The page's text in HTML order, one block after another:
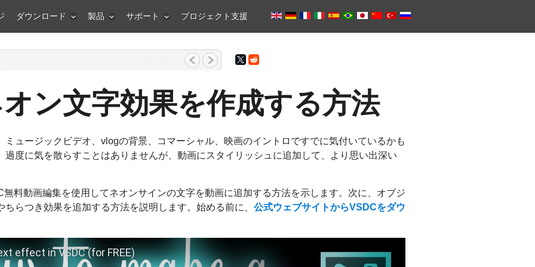
ダウンロード 製品 サポート プロジェクト支援
ン文字効果を作成する方法
ミュージックビデオ、vlogの背景、コマーシャル、映画のイントロですでに気付いているかも
過度に気を散らすことはありませんが、動画にスタイリッシュに追加して、より思い出深い
料動画編集を使用してネオンサインの文字を動画に追加する方法を示します。次に、オブジ
らつき効果を追加する方法を説明します。始める前に、 公式ウェブサイトからVSDCをダウ
effect in VSDC (for FREE)